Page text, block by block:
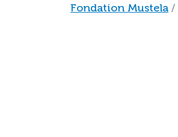
Breadcrumb
Fondation Mustela